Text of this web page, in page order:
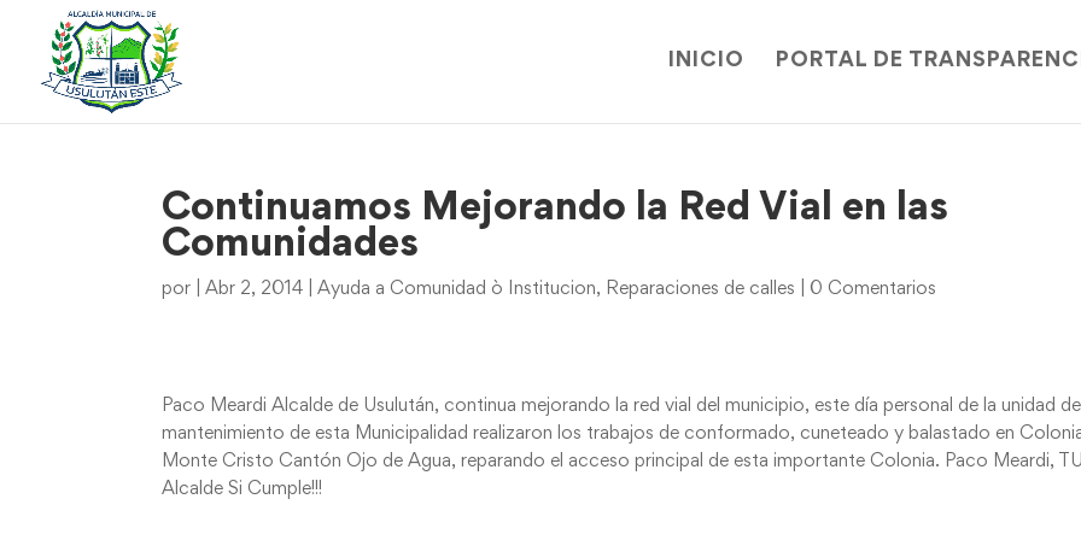
INICIO PORTAL DE
Continuamos Mejorando la Red Vial en las
Comunidades
por |Abr 2, 2014 |Ayuda a Comunidad ò Institucion, Reparaciones de calles 0 Comentarios
Paco Meardi Alcalde de Usulután, continua mejorando la red vial del municipio, este día personal de la unidad de
mantenimiento de esta Municipalidad realizaron los trabajos de conformado, cuneteado y balastado en
Monte Cristo Cantón Ojo de Agua, reparando el acceso principal de esta importante Colonia. Paco Meardi, TU
Alcalde Si Cumple!!!